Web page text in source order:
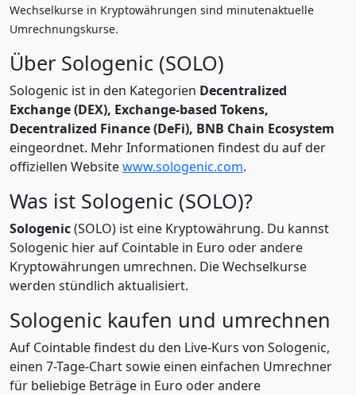
Wechselkurse in Kryptowährungen sind minutenaktuelle
Umrechnungskurse.
Über Sologenic (SOLO)
Sologenic ist in den Kategorien Decentralized
Exchange (DEX), Exchange-based Tokens,
Decentralized Finance (DeFi), BNB Chain Ecosystem
eingeordnet. Mehr Informationen findest du auf der
offiziellen Websitewww.sologenic.com.
Was ist Sologenic (SOLO)?
Sologenic(SOLO) ist eine Kryptowährung. Du kannst
Sologenic hier auf Cointable in Euro oder andere
Kryptowährungen umrechnen. Die Wechselkurse
werden stündlich aktualisiert.
Sologenic kaufen und umrechnen
Auf Cointable findest du den Live-Kurs von Sologenic,
einen 7-Tage-Chart sowie einen einfachen Umrechner
für beliebige Beträge in Euro oder andere